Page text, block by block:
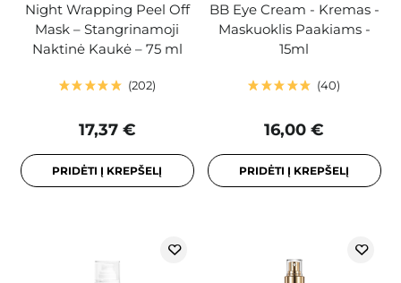
Night Wrapping Peel Off
Mask – Stangrinamoji
Naktinė Kaukė – 75 ml
202
17,37 €
PRIDĖTI Į KREPŠELĮ
BB Eye Cream - Kremas -
Maskuoklis Paakiams -
15ml
40
16,00 €
PRIDĖTI Į KREPŠELĮ